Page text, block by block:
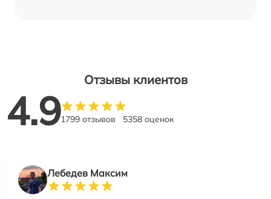
Отзывы клиентов
4.91799 отзывов 5358 оценок
Лебедев Максим